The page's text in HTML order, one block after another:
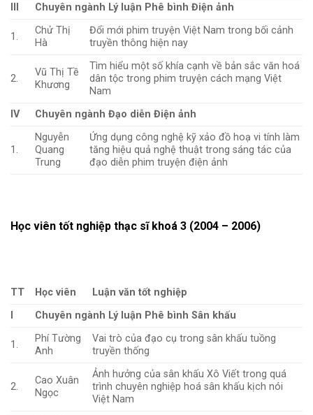
Chuyên ngành Lý luận Phê bình Điện ảnh
1.
Chử Thị
Hà
Đổi mới phim truyện Việt Nam trong bối cảnh
truyền thông hiện nay
2.
Vũ Thị Tề
Khương
Tìm hiểu một số khía cạnh về bản sắc văn hoá
dân tộc trong phim truyện cách mạng Việt
Nam
IV
Chuyên ngành Đạo diễn Điện ảnh
1.
Nguyễn
Quang
Trung
Ứng dụng công nghệ kỹ xảo đồ hoạ vi tính làm
tăng hiệu quả nghệ thuật trong sáng tác của
đạo diễn phim truyện điện ảnh
Học viên tốt nghiệp thạc sĩ khoá 3 (2004 – 2006)
TT Học viên
Luận văn tốt nghiệp
Chuyên ngành Lý luận Phê bình Sân khấu
1.
Phí Tường
Anh
Vai trò của đạo cụ trong sân khấu tuồng
truyền thống
2.
Cao Xuân
Ngọc
Ảnh hưởng của sân khấu Xô Viết trong quá
trình chuyên nghiệp hoá sân khấu kịch nói
Việt Nam